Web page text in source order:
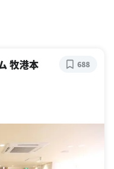
牧港本
688